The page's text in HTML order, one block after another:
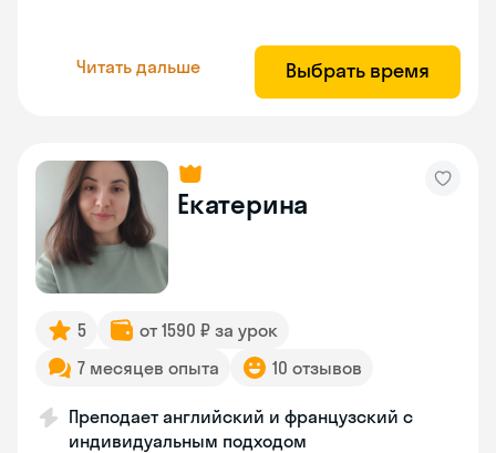
Читать дальше Выбрать время
Екатерина
5
от 1590 ₽ за урок
7 месяцев опыта
10 отзывов
Преподает английский и французский с
индивидуальным подходом